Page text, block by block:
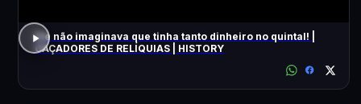
Ele não imaginava que tinha tanto dinheiro no quintal! |
CAÇADORES DE RELÍQUIAS | HISTORY